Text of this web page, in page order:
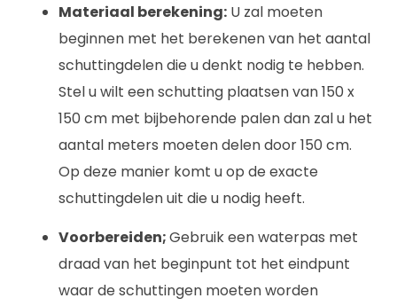
Materiaal berekening: U zal moeten
beginnen met het berekenen van het aantal
schuttingdelen die u denkt nodig te hebben.
Stel u wilt een schutting plaatsen van 150 x
150 cm met bijbehorende palen dan zal u het
aantal meters moeten delen door 150 cm.
Op deze manier komt u op de exacte
schuttingdelen uit die u nodig heeft.
Voorbereiden;Gebruik een waterpas met
draad van het beginpunt tot het eindpunt
waar de schuttingen moeten worden